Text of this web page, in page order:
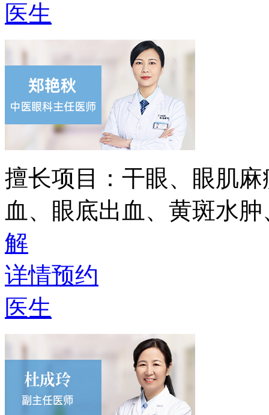
医生
擅长项目： 干眼、眼肌
血、眼底出血、黄斑水
解
详情预约
医生